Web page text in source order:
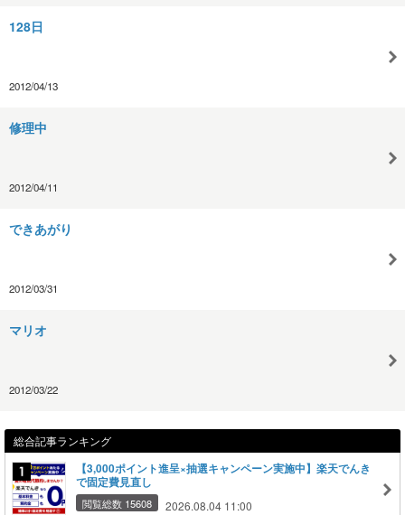
128日
2012/04/13
修理中
2012/04/11
できあがり
2012/03/31
マリオ
2012/03/22
総合記事ランキング
【3,000ポイント進呈×抽選キャンペーン実施中】楽天でんき
で固定費見直し
閲覧総数 15608 2026.08.04 11:00